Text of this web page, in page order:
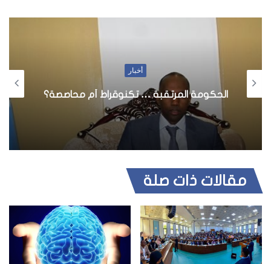
أخبار
الحكومة المرتقبة … تكنوقراط أم محاصصة؟
مقالات ذات صلة